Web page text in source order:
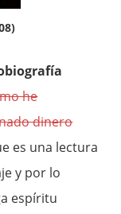
he
dinero
es una lectura
y por lo
espíritu